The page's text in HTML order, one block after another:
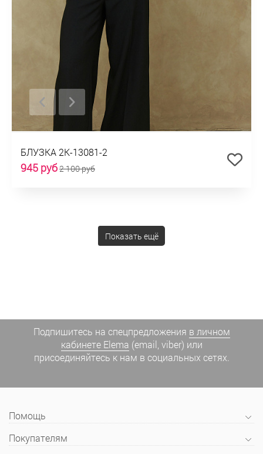
БЛУЗКА 2К-13081-2
945 руб2 100 руб
Показать ещё
Подпишитесь на спецпредложения в личном
кабинете Elema (email, viber) или
присоединяйтесь к нам в социальных сетях.
Помощь
Покупателям